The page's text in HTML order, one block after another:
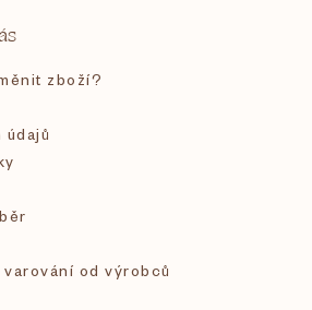
zboží?
od výrobců